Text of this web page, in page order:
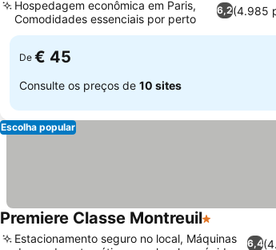
6,2(4.985
Hospedagem econômica em Paris,
Comodidades essenciais por perto
De € 45
Consulte os preços de 10 sites
Escolha popular
Premiere Classe Montreuil1 Estrelas
6,4
Estacionamento seguro no local, Máquinas